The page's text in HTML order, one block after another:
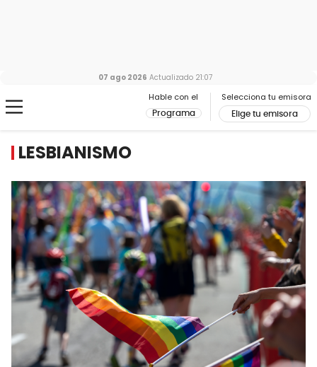
Hable con el
Programa
Selecciona tu emisora
Elige tu emisora
07 ago 2026 Actualizado 21:07
LESBIANISMO